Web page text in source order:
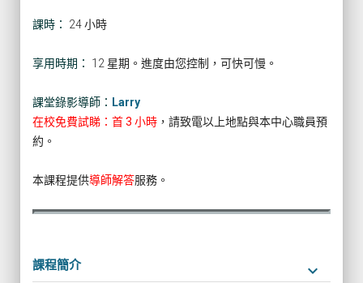
課時： 24 小時
享用時期： 12 星期。進度由您控制，可快可慢。
課堂錄影導師： Larry
在校免費試睇：首 3 小時 ，請致電以上地點與本中心職員預
約。
本課程提供導師解答服務。
課程簡介 keyboard_arrow_down